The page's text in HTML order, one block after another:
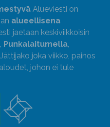
Alueviesti on
alueellisena
jaetaan keskiviikkoisin
, Punkalaitumella,
joka viikko, painos
johon ei tule